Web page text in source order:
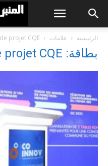
الرئيسية علامات projet CQE
بطاقة: Cheffe de projet CQE